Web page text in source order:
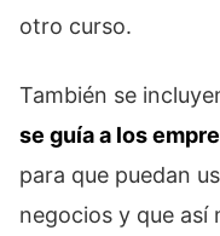
otro curso.
También se
se guía a los
para que puedan
negocios y que así